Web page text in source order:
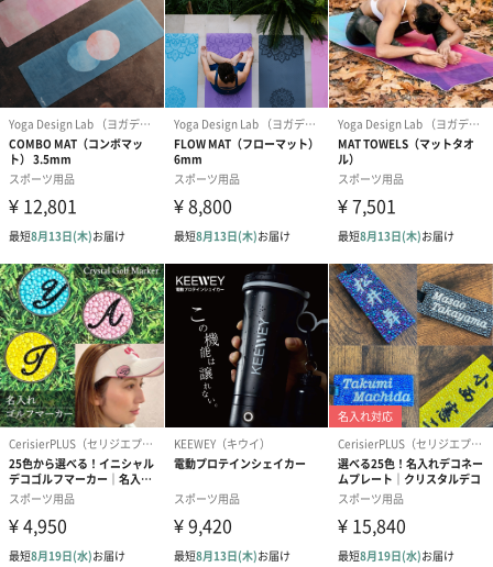
り創設されました。
Yoga Design Labのカラフルなデザインはバリ島よりインスピレー
ションを受けています。
STORY
ヨガデザインラボは、美しいデザインとクオリティを追求するこ
とが、心と身体を満たすヨガに必要だと考えます。
物語の始まりは、カナダ出身のヨギ、チャド・ターナーが、バリ
島の素晴らしい景色と自然の中でヨガをして過ごしている時でし
た。
ヨガクラスで後ろに座った時に、落ち着いた空間や美しいポーズ
に似合わない、無個性で大量生産のマットばかりだと気がつきま
した。
ヨガをより美しく楽しくすることを目指したヨガデザインラボを
作ることが人生の使命となりました。